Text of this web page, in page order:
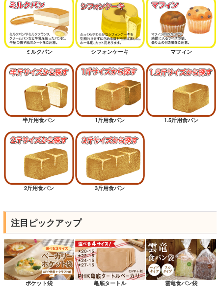
ミルクパン シフォンケーキ マフィン
半斤用食パン 1斤用食パン 1.5斤用食パン
2斤用食パン 3斤用食パン
注目ピックアップ
ポケット袋 亀底タートル 雲竜食パン袋